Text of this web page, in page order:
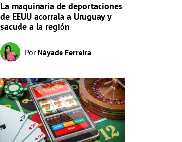
La maquinaria de deportaciones
de EEUU acorrala a Uruguay y
sacude a la región
Por Náyade Ferreira